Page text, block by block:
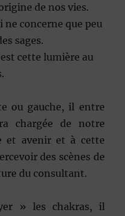
de nos vies.
concerne que peu
sages.
cette lumière au
ou gauche, il entre
chargée de notre
et avenir et à cette
des scènes de
du consultant.
» les chakras, il